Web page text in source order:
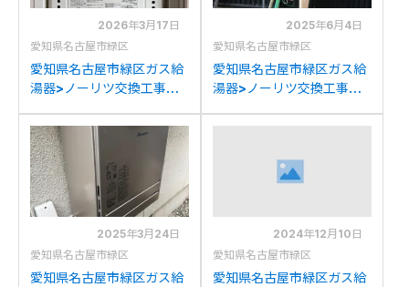
2026年3月17日
愛知県名古屋市緑区
愛知県名古屋市緑区ガス給
湯器>ノーリツ交換工事施
204AWD3からノーリツ
GT-2070AW-T BLへの交
換
2025年6月4日
愛知県名古屋市緑区
愛知県名古屋市緑区ガス給
湯器>ノーリツ交換工事施
2400AWからノーリツ
2025年3月24日
愛知県名古屋市緑区
愛知県名古屋市緑区ガス給
2024年12月10日
愛知県名古屋市緑区
愛知県名古屋市緑区ガス給